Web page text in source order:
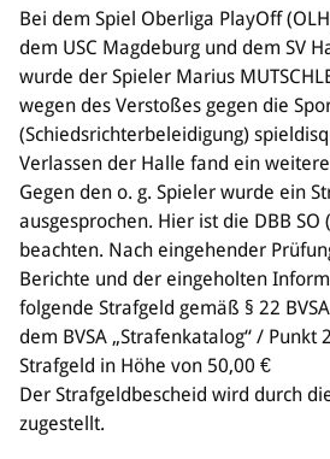
Ehrenamt im BVSA
Sponsoren & Partner
Sportorganisation
Philosophie
Spielbetrieb
BVSA-Events
Hallenübersicht
Digitaler Spielberichtsbogen
Regelwerk
Leistungssport
Ausrichtung
Auswahlen
Bei dem Spiel Oberliga PlayOff
dem USC Magdeburg und dem SV
wurde der Spieler Marius
wegen des Verstoßes gegen die
(Schiedsrichterbeleidigung)
Verlassen der Halle fand ein
Gegen den o. g. Spieler wurde ein
ausgesprochen. Hier ist die DBB SO
beachten. Nach eingehender
Berichte und der eingeholten
folgende Strafgeld gemäß § 22
dem BVSA „Strafenkatalog“ / Punkt
Strafgeld in Höhe von 50,00 €
Der Strafgeldbescheid wird durch
zugestellt.